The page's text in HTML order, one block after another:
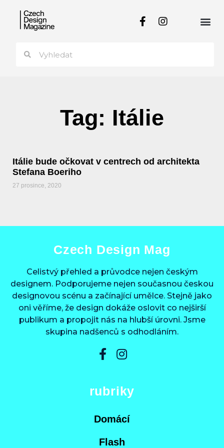
Tag: Itálie
Itálie bude očkovat v centrech od architekta
Stefana Boeriho
27 prosince, 2020
Czech Design Mag
Celistvý přehled a průvodce nejen českým
designem. Podporujeme nejen současnou českou
designovou scénu a začínající umělce. Stejně jako
oni věříme, že design dokáže oslovit co nejširší
publikum a propojit nás na hlubší úrovni. Jsme
skupina nadšenců s odhodláním.
rubriky
Domácí
Flash